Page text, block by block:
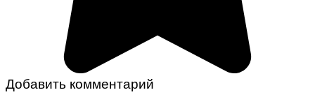
Добавить комментарий